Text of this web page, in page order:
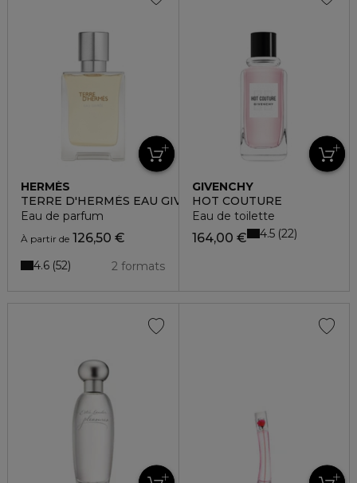
HERMÈS
TERRE D'HERMÈS EAU GIVRÉE
Eau de parfum
À partir de 126,50 €
2 formats
4.6 52
GIVENCHY
HOT COUTURE
Eau de toilette
164,00 € 4.5 22